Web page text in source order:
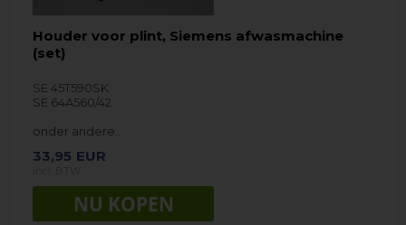
Houder voor plint, Siemens afwasmachine
(set)
SE 45T590SK
SE 64A560/42
onder andere…
33,95 EUR